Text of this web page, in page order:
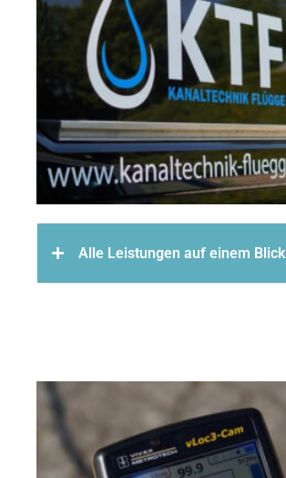
Alle Leistungen auf einem Blick